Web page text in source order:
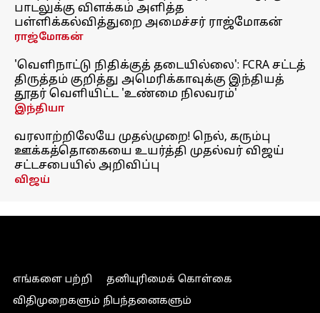
பாடலுக்கு விளக்கம் அளித்த
பள்ளிக்கல்வித்துறை அமைச்சர் ராஜ்மோகன்
ராஜ்மோகன்
'வெளிநாட்டு நிதிக்குத் தடையில்லை': FCRA சட்டத்
திருத்தம் குறித்து அமெரிக்காவுக்கு இந்தியத்
தூதர் வெளியிட்ட 'உண்மை நிலவரம்'
இந்தியா
வரலாற்றிலேயே முதல்முறை! நெல், கரும்பு
ஊக்கத்தொகையை உயர்த்தி முதல்வர் விஜய்
சட்டசபையில் அறிவிப்பு
விஜய்
எங்களை பற்றி
தனியுரிமைக் கொள்கை
விதிமுறைகளும் நிபந்தனைகளும்